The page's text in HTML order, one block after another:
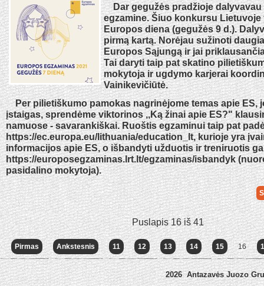
Dar gegužės pradžioje dalyvavau
egzamine. Šiuo konkursu Lietuvoje
Europos diena (gegužės 9 d.).
pirmą kartą. Norėjau sužinoti
Europos Sąjungą ir jai
Tai daryti taip pat skatino
mokytoja ir ugdymo karjerai
Vainikevičiūtė.
Per pilietiškumo pamokas nagrinėjome temas apie ES,
įstaigas, sprendėme viktorinos ,,Ką žinai apie ES?"
namuose - savarankiškai. Ruoštis egzaminui taip pat
https://ec.europa.eu/lithuania/education_lt, kurioje yra
informacijos apie ES, o išbandyti užduotis ir treniruotis
https://europosegzaminas.lrt.lt/egzaminas/isbandyk
pasidalino mokytoja).
Puslapis 16 iš 41
Pirmas Ankstesnis 11 12 13 14 15 16
2026 Antazavės Juozo